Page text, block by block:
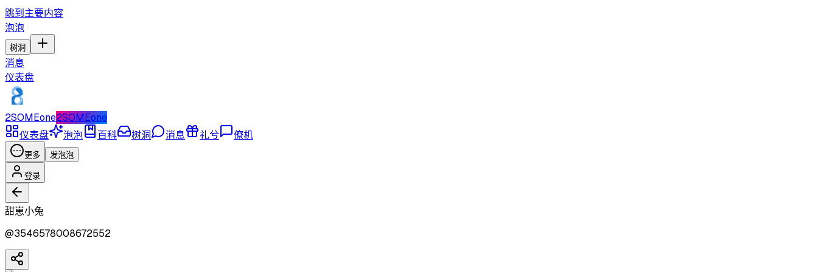
跳到主要内容
泡泡
树洞
消息
仪表盘
2SOMEone2SOMEone
仪表盘
泡泡 百科 树洞 消息 礼兮 僚机
更多 发泡泡
登录
甜崽小兔
@3546578008672552